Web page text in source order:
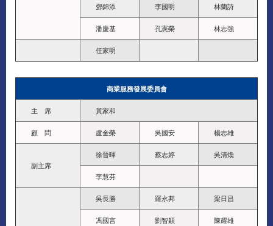
鄧錦添 李國明 林蘭詩
潘慶基 孔憲榮 林志強
任家明
商業服務發展委員會
主 席 黃家和
顧 問 盧金榮 吳國安 楊志雄
副主席
徐晉暉 蔡志婷 吳清煥
李慧芬
吳長勝 羅永邦 梁日昌
馮國言 劉智穎 陳耀雄